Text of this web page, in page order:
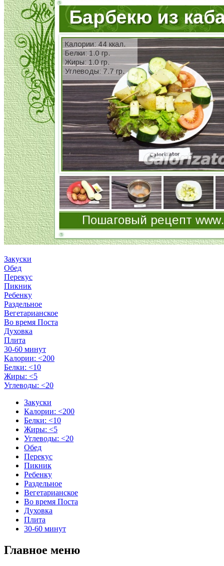
Закуски
Обед
Перекус
Пикник
Ребенку
Раздельное
Вегетарианское
Во время Поста
Духовка
Плита
30-60 минут
Калории: <200
Белки: <10
Жиры: <5
Углеводы: <20
Закуски
Калории: <200
Белки: <10
Жиры: <5
Углеводы: <20
Обед
Перекус
Пикник
Ребенку
Раздельное
Вегетарианское
Во время Поста
Духовка
Плита
30-60 минут
Главное меню